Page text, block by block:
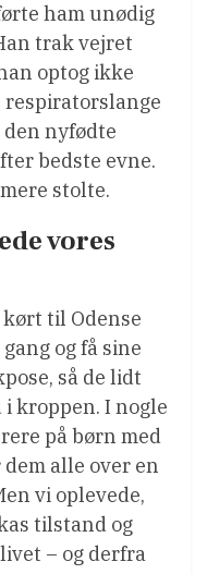
ham unødig
trak vejret
optog ikke
den nyfødte
bedste evne.
stolte.
vores
til Odense
og få sine
så de lidt
kroppen. I nogle
på børn med
alle over en
vi oplevede,
tilstand og
– og derfra